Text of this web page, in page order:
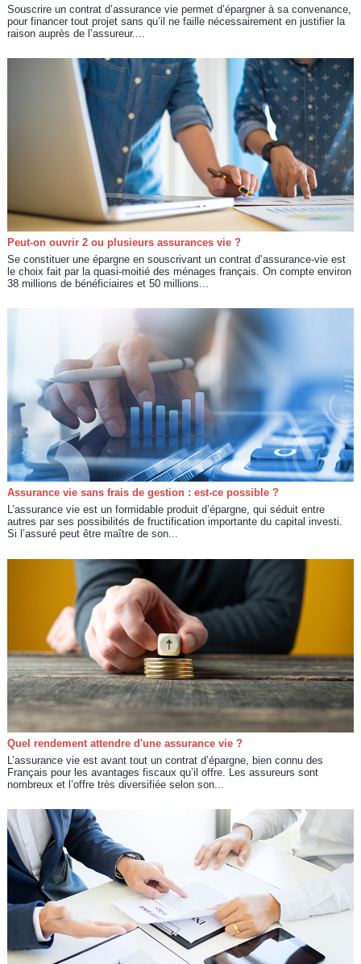
Souscrire un contrat d’assurance vie permet d’épargner à sa convenance,
pour financer tout projet sans qu’il ne faille nécessairement en justifier la
raison auprès de l’assureur....
Peut-on ouvrir 2 ou plusieurs assurances vie ?
Se constituer une épargne en souscrivant un contrat d’assurance-vie est
le choix fait par la quasi-moitié des ménages français. On compte environ
38 millions de bénéficiaires et 50 millions...
Assurance vie sans frais de gestion : est-ce possible ?
L’assurance vie est un formidable produit d’épargne, qui séduit entre
autres par ses possibilités de fructification importante du capital investi.
Si l’assuré peut être maître de son...
Quel rendement attendre d'une assurance vie ?
L’assurance vie est avant tout un contrat d’épargne, bien connu des
Français pour les avantages fiscaux qu’il offre. Les assureurs sont
nombreux et l’offre très diversifiée selon son...